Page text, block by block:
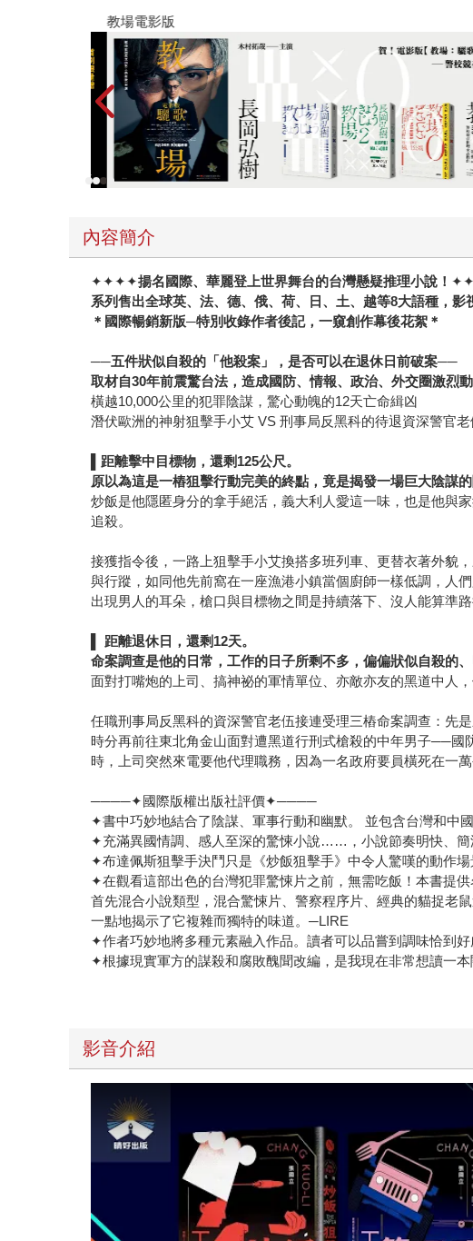
的空間挑戰。前一集《瓢蟲》中的大反派是愛問「為什麼
說，而且是在偏離現實幾公分的殺手宇宙裡，這樣的特色
會在「瓢蟲」的荒唐境遇中意外得到一點共鳴和慰藉。
教場電影版
內容簡介
✦✦✦✦揚名國際、華麗登上世界舞台的台灣懸疑推理小說！
系列售出全球英、法、德、俄、荷、日、土、越等8大語種，影
＊國際暢銷新版─特別收錄作者後記，一窺創作幕後花絮＊
──五件狀似自殺的「他殺案」，是否可以在退休日前破案──
取材自30年前震驚台法，造成國防、情報、政治、外交圈激烈
橫越10,000公里的犯罪陰謀，驚心動魄的12天亡命緝凶
潛伏歐洲的神射狙擊手小艾 VS 刑事局反黑科的待退資深警官老
距離擊中目標物，還剩125公尺。
原以為這是一樁狙擊行動完美的終點，竟是揭發一場巨大陰謀
炒飯是他隱匿身分的拿手絕活，義大利人愛這一味，也是他與
追殺。
接獲指令後，一路上狙擊手小艾換搭多班列車、更替衣著外貌
與行蹤，如同他先前窩在一座漁港小鎮當個廚師一樣低調，人
出現男人的耳朵，槍口與目標物之間是持續落下、沒人能算準路
距離退休日，還剩12天。
命案調查是他的日常，工作的日子所剩不多，偏偏狀似自殺的
面對打嘴炮的上司、搞神祕的軍情單位、亦敵亦友的黑道中人
任職刑事局反黑科的資深警官老伍接連受理三樁命案調查：先
時分再前往東北角金山面對遭黑道行刑式槍殺的中年男子──國
時，上司突然來電要他代理職務，因為一名政府要員橫死在一
────✦國際版權出版社評價✦────
✦書中巧妙地結合了陰謀、軍事行動和幽默。 並包含台灣和中
✦充滿異國情調、感人至深的驚悚小說……，小說節奏明快、簡
✦布達佩斯狙擊手決鬥只是《炒飯狙擊手》中令人驚嘆的動作
✦在觀看這部出色的台灣犯罪驚悚片之前，無需吃飯！本書提
首先混合小說類型，混合驚悚片、警察程序片、經典的貓捉
一點地揭示了它複雜而獨特的味道。─LIRE
✦作者巧妙地將多種元素融入作品。讀者可以品嘗到調味恰到
✦根據現實軍方的謀殺和腐敗醜聞改編，是我現在非常想讀一
影音介紹